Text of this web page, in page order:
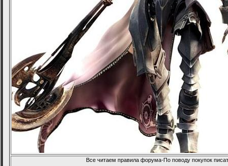
Все читаем правила форума-По поводу покупок